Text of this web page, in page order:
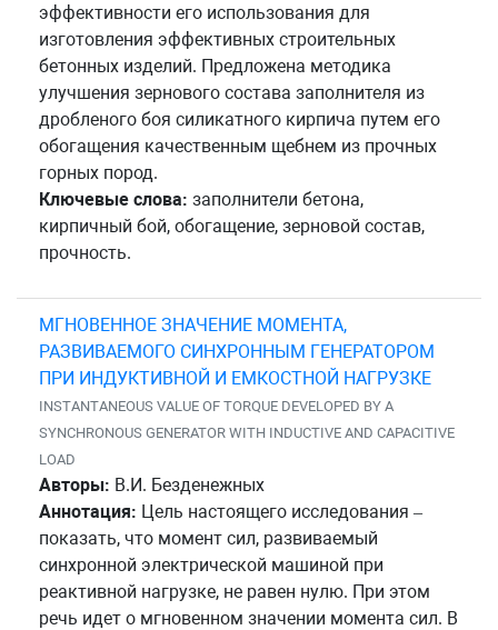
эффективности его использования для
изготовления эффективных строительных
бетонных изделий. Предложена методика
улучшения зернового состава заполнителя из
дробленого боя силикатного кирпича путем его
обогащения качественным щебнем из прочных
горных пород.
Ключевые слова: заполнители бетона,
кирпичный бой, обогащение, зерновой состав,
прочность.
МГНОВЕННОЕ ЗНАЧЕНИЕ МОМЕНТА,
РАЗВИВАЕМОГО СИНХРОННЫМ ГЕНЕРАТОРОМ
ПРИ ИНДУКТИВНОЙ И ЕМКОСТНОЙ НАГРУЗКЕ
INSTANTANEOUS VALUE OF TORQUE DEVELOPED BY A
SYNCHRONOUS GENERATOR WITH INDUCTIVE AND CAPACITIVE
LOAD
Авторы: В.И. Безденежных
Аннотация: Цель настоящего исследования –
показать, что момент сил, развиваемый
синхронной электрической машиной при
реактивной нагрузке, не равен нулю. При этом
речь идет о мгновенном значении момента сил. В